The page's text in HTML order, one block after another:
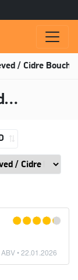
/ Cidre Bouché
•22.01.2026